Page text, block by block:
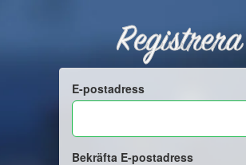
Registrera
E-postadress
Bekräfta E-postadress